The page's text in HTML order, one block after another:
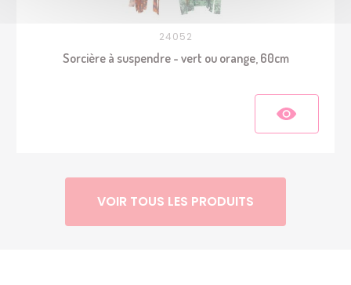
24052
Sorcière à suspendre - vert ou orange, 60cm
VOIR TOUS LES PRODUITS